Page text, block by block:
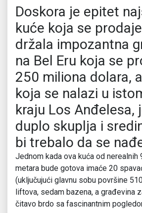
Doskora je epitet
kuće koja se
držala impozantna
na Bel Eru koja se
250 miliona dolara,
koja se nalazi u
kraju Los Anđelesa,
duplo skuplja i
bi trebalo da se
Jednom kada ova kuća od nerealnih
metara bude gotova imaće 20
(uključujući glavnu sobu površine
liftova, sedam bazena, a građevina
čitavo brdo sa fascinantnim